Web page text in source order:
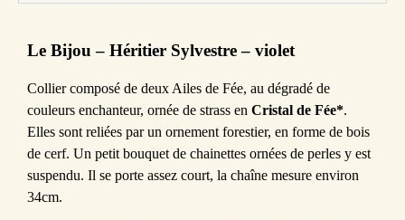
Le Bijou – Héritier Sylvestre – violet
Collier composé de deux Ailes de Fée, au dégradé de
couleurs enchanteur, ornée de strass en Cristal de Fée*.
Elles sont reliées par un ornement forestier, en forme de bois
de cerf. Un petit bouquet de chainettes ornées de perles y est
suspendu. Il se porte assez court, la chaîne mesure environ
34cm.